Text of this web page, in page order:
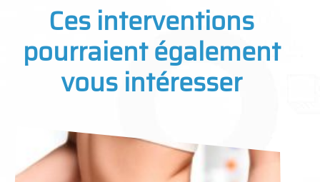
Ces interventions
pourraient également
vous intéresser